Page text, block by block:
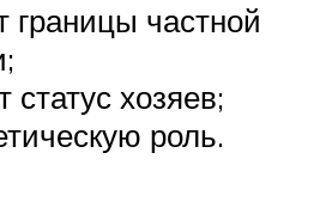
границы частной
статус хозяев;
роль.